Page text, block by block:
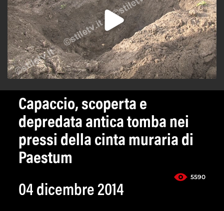
Capaccio, scoperta e
depredata antica tomba nei
pressi della cinta muraria di
Paestum
5590
04 dicembre 2014